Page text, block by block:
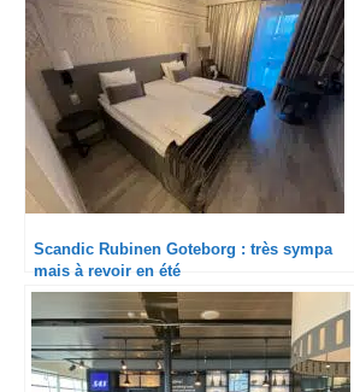
Scandic Rubinen Goteborg : très sympa
mais à revoir en été